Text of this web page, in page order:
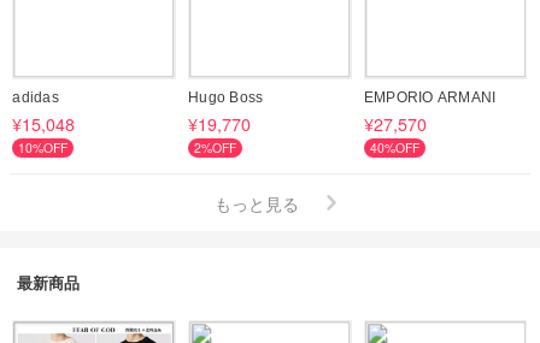
adidas
¥15,048
10%OFF
Hugo Boss
¥19,770
2%OFF
EMPORIO ARMANI
¥27,570
40%OFF
もっと見る
最新商品